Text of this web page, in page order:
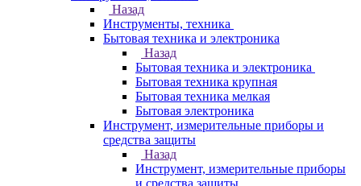
Назад
Инструменты, техника
Бытовая техника и электроника
Назад
Бытовая техника и электроника
Бытовая техника крупная
Бытовая техника мелкая
Бытовая электроника
Инструмент, измерительные приборы и
средства защиты
Назад
Инструмент, измерительные приборы
и средства защиты